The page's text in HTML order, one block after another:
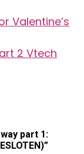
Valentine’s
2 Vtech
part 1:
”